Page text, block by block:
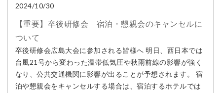
2024/10/30
【重要】卒後研修会 宿泊・懇親会のキャンセルに
ついて
卒後研修会広島大会に参加される皆様へ 明日、西日本では
台風21号から変わった温帯低気圧や秋雨前線の影響が強く
なり、公共交通機関に影響が出ることが予想されます。 宿
泊や懇親会をキャンセルする場合は、宿泊するホテルでは